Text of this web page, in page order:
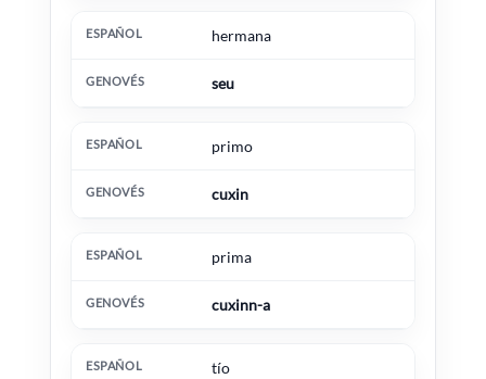
hermana
seu
primo
cuxin
prima
cuxinn-a
tío